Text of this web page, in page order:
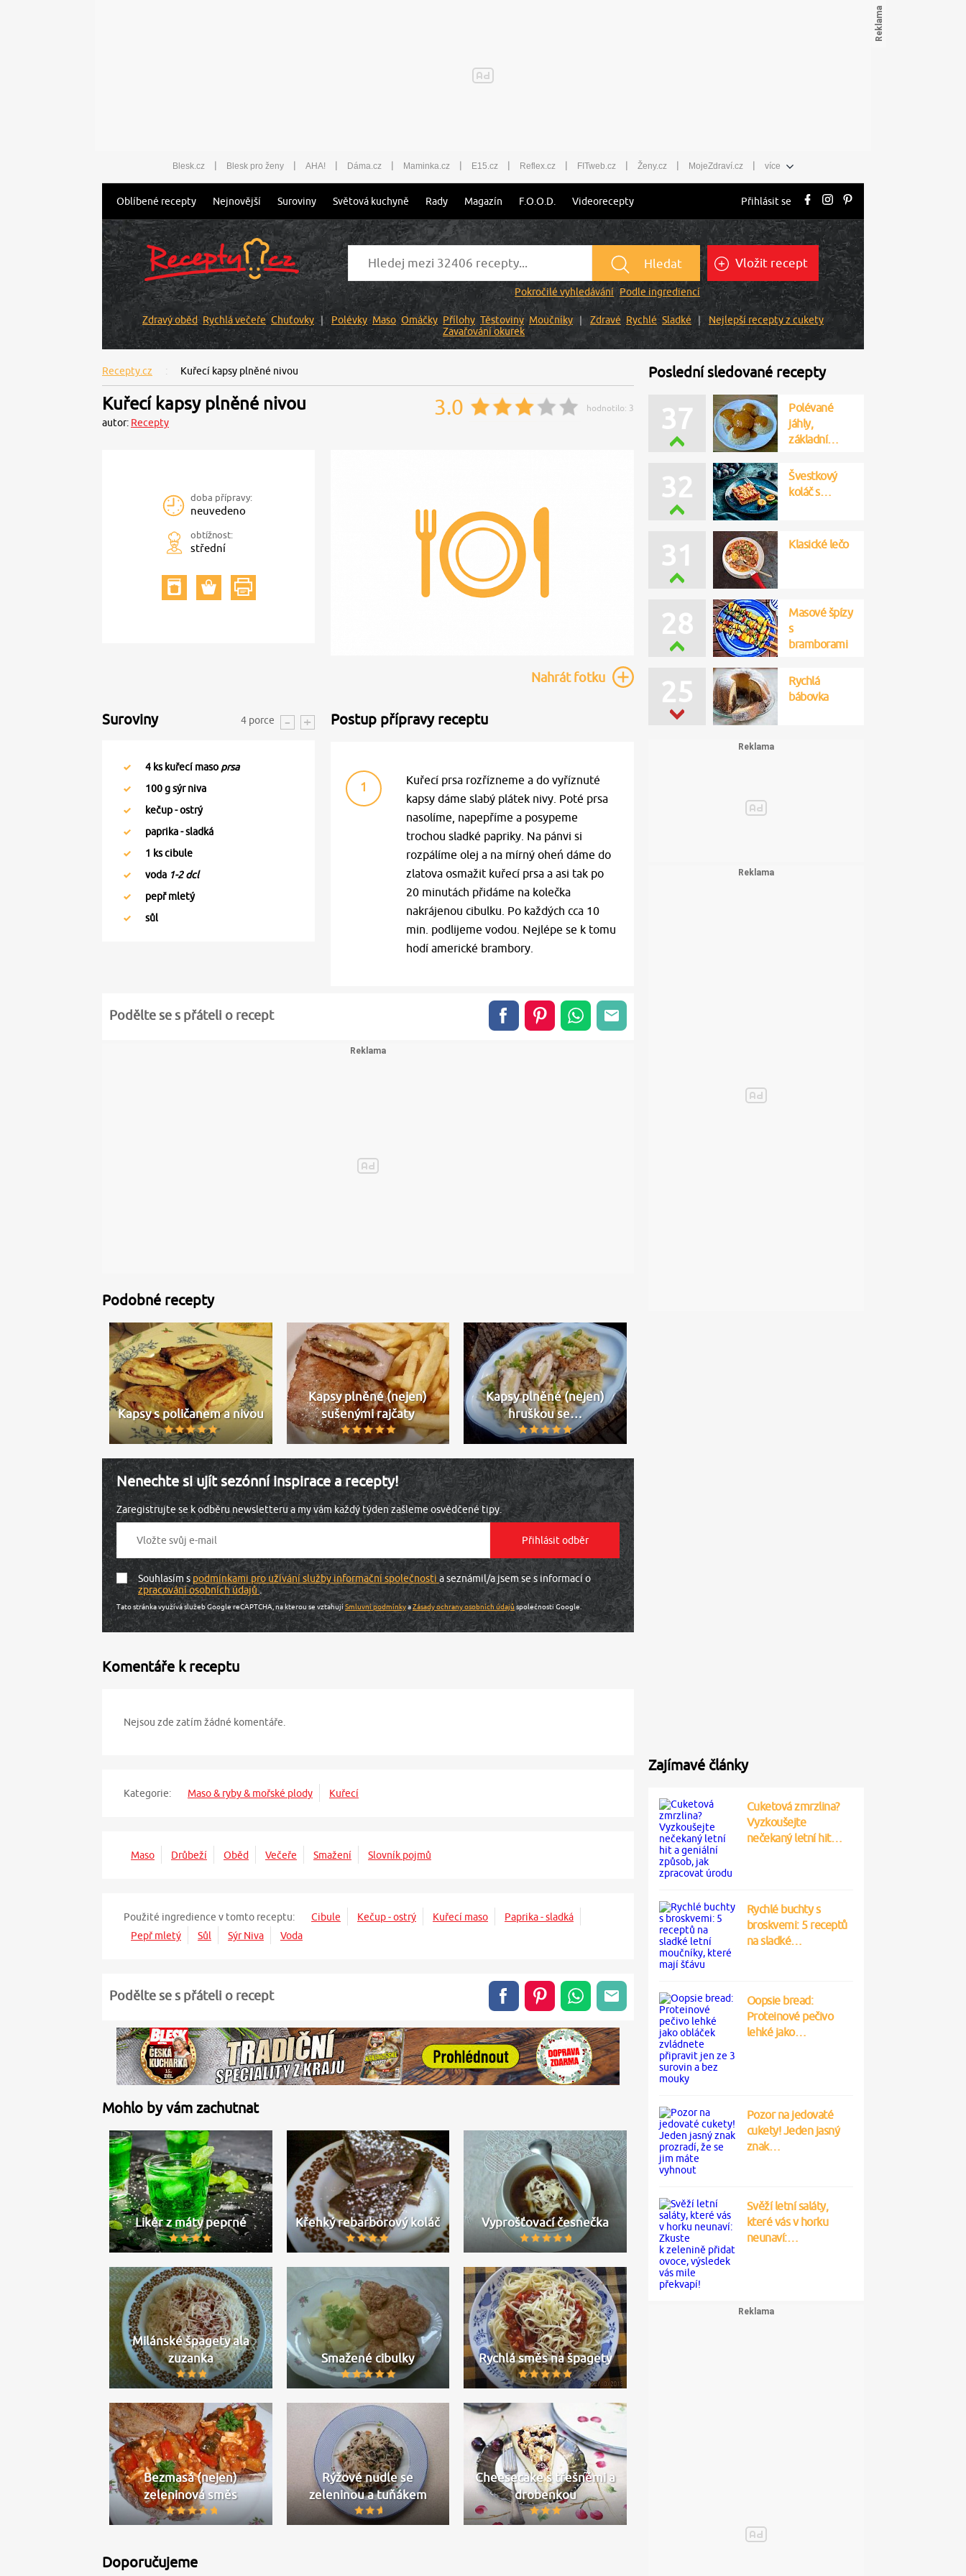
Blesk.cz | Blesk pro ženy | AHA! | Dáma.cz | Maminka.cz | E15.cz | Reflex.cz | FITweb.cz | Ženy.cz | MojeZdraví.cz | více
Oblíbené recepty Nejnovější Suroviny Světová kuchyně Rady Magazín F.O.O.D. Videorecepty Přihlásit se
Hledat
Pokročilé vyhledávání Podle ingrediencí
Vložit recept
Zdravý oběd Rychlá večeře Chuťovky Polévky Maso Omáčky Přílohy Těstoviny Moučníky Zdravé Rychlé Sladké
Nejlepší recepty z cukety
Zavařování okurek
Recepty.cz Kuřecí kapsy plněné nivou
Kuřecí kapsy plněné nivou
autor: Recepty
3.0 hodnotilo: 3
doba přípravy:
neuvedeno
obtížnost:
střední
Nahrátfotku
Suroviny 4 porce
4 ks kuřecí maso prsa
100g sýr niva
kečup - ostrý
paprika - sladká
1 ks cibule
voda 1-2 dcl
pepř mletý
sůl
Postup přípravy receptu
1
Kuřecí prsa rozřízneme a do vyříznuté
kapsy dáme slabý plátek nivy. Poté prsa
nasolíme, napepříme a posypeme
trochou sladké papriky. Na pánvi si
rozpálíme olej a na mírný oheń dáme do
zlatova osmažit kuřecí prsa a asi tak po
20 minutách přidáme na kolečka
nakrájenou cibulku. Po každých cca 10
min. podlijeme vodou. Nejlépe se k tomu
hodí americké brambory.
Podělte se s přáteli o recept
Podobné recepty
Kapsy s poličanem a nivou
Kapsy plněné (nejen)
sušenými rajčaty
Kapsy plněné (nejen)
hruškou se…
Nenechte si ujít sezónní inspirace a recepty!
Zaregistrujte se k odběru newsletteru a my vám každý týden zašleme osvědčené tipy.
Souhlasím spodmínkami pro užívání služby informační společnosti a seznámil/a jsem se s informací o
zpracování osobních údajů.
Tato stránka využívá služeb Google reCAPTCHA, na kterou se vztahujíSmluvní podmínkyaZásady ochrany osobních údajůspolečnosti Google.
Komentáře k receptu
Nejsou zde zatím žádné komentáře.
Kategorie: Maso & ryby & mořské plody Kuřecí
Maso Drůbeží Oběd Večeře Smažení Slovník pojmů
Použité ingredience v tomto receptu: Cibule Kečup - ostrý Kuřecí maso
Paprika - sladká
Pepř mletý
Sůl Sýr Niva Voda
Podělte se s přáteli o recept
Mohlo by vám zachutnat
Likér z máty peprné Křehký rebarborový koláč Vyprošťovací česnečka
Milánské špagety ala
zuzanka
Smažené cibulky Rychlá směs na špagety
Bezmasá (nejen)
zeleninová směs
Rýžové nudle se
zeleninou a tuňákem
Cheesecake s třešněmi a
drobenkou
Doporučujeme
Poslední sledované recepty
37
Polévané
jáhly,
základní…
32
Švestkový
koláč s…
31 Klasické lečo
25
Rychlá
bábovka
28
Masové špízy
s
bramborami
Zajímavé články
Cuketová zmrzlina?
Vyzkoušejte
nečekaný letní hit…
Rychlé buchty s
broskvemi: 5 receptů
na sladké…
Oopsie bread:
Proteinové pečivo
lehké jako…
Pozor na jedovaté
cukety! Jeden jasný
znak…
Svěží letní saláty,
které vás v horku
neunaví:…